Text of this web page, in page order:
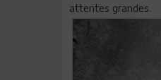
attentes grandes.